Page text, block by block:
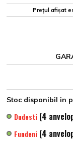
Prețul afișat
Stoc disponibil in
Dudesti (4
Fundeni (4